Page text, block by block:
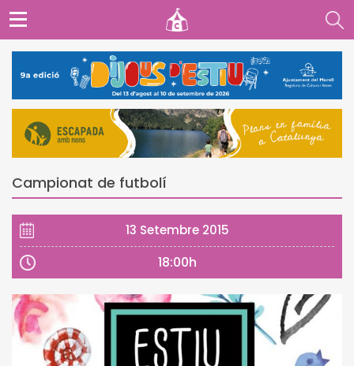
Campionat de futbolí
13 Setembre 2015
18:00h